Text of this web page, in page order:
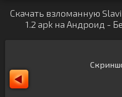
Скачать взломанную
1.2 apk на Андроид -